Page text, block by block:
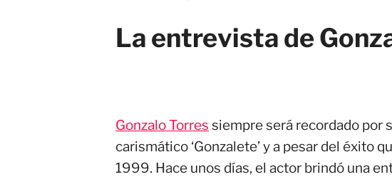
La entrevista de
Gonzalo Torres siempre será recordado por
carismático ‘Gonzalete’ y a pesar del éxito
1999. Hace unos días, el actor brindó una